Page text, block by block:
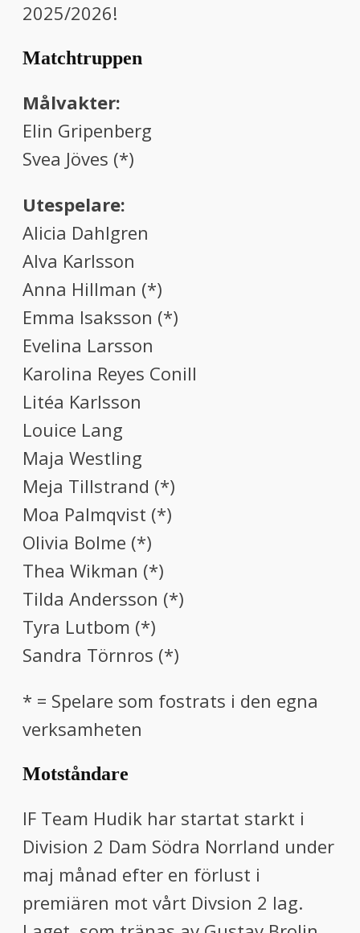
2025/2026!
Matchtruppen
Målvakter:
Elin Gripenberg
Svea Jöves (*)
Utespelare:
Alicia Dahlgren
Alva Karlsson
Anna Hillman (*)
Emma Isaksson (*)
Evelina Larsson
Karolina Reyes Conill
Litéa Karlsson
Louice Lang
Maja Westling
Meja Tillstrand (*)
Moa Palmqvist (*)
Olivia Bolme (*)
Thea Wikman (*)
Tilda Andersson (*)
Tyra Lutbom (*)
Sandra Törnros (*)
* = Spelare som fostrats i den egna
verksamheten
Motståndare
IF Team Hudik har startat starkt i
Division 2 Dam Södra Norrland under
maj månad efter en förlust i
premiären mot vårt Divsion 2 lag.